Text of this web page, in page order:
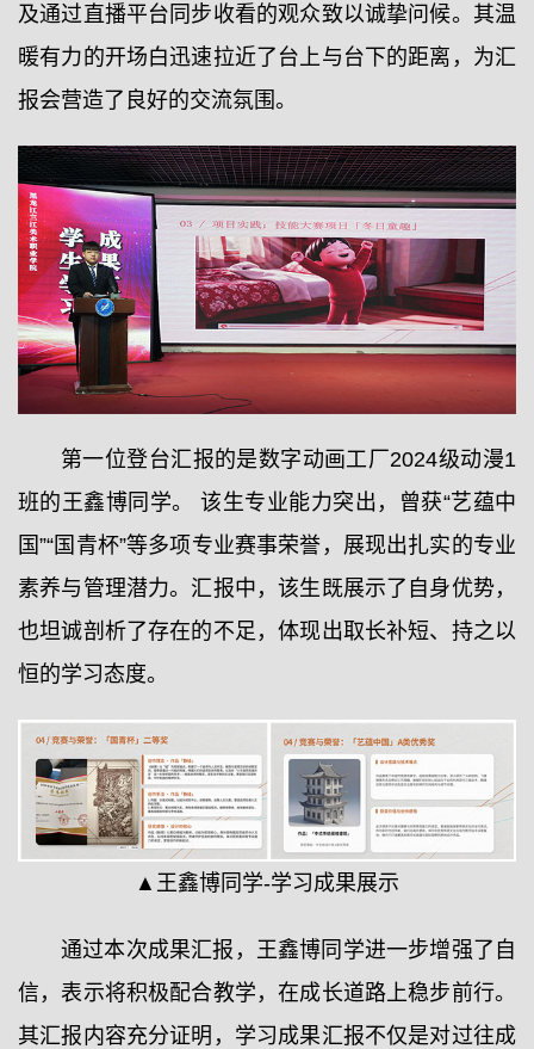
及通过直播平台同步收看的观众致以诚挚问候。其温
暖有力的开场白迅速拉近了台上与台下的距离，为汇
报会营造了良好的交流氛围。
第一位登台汇报的是数字动画工厂2024级动漫1
班的王鑫博同学。 该生专业能力突出，曾获“艺蕴中
国”“国青杯”等多项专业赛事荣誉，展现出扎实的专业
素养与管理潜力。汇报中，该生既展示了自身优势，
也坦诚剖析了存在的不足，体现出取长补短、持之以
恒的学习态度。
▲王鑫博同学-学习成果展示
通过本次成果汇报，王鑫博同学进一步增强了自
信，表示将积极配合教学，在成长道路上稳步前行。
其汇报内容充分证明，学习成果汇报不仅是对过往成